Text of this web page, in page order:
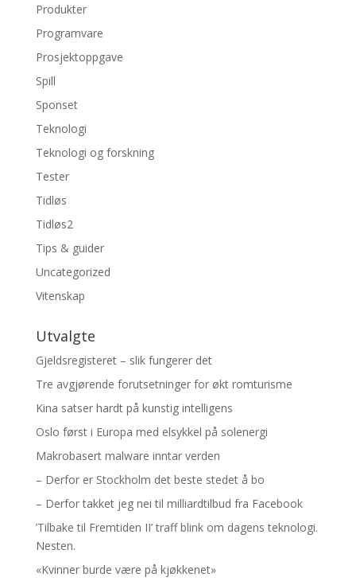
Produkter
Programvare
Prosjektoppgave
Spill
Sponset
Teknologi
Teknologi og forskning
Tester
Tidløs
Tidløs2
Tips & guider
Uncategorized
Vitenskap
Utvalgte
Gjeldsregisteret – slik fungerer det
Tre avgjørende forutsetninger for økt romturisme
Kina satser hardt på kunstig intelligens
Oslo først i Europa med elsykkel på solenergi
Makrobasert malware inntar verden
– Derfor er Stockholm det beste stedet å bo
– Derfor takket jeg nei til milliardtilbud fra Facebook
’Tilbake til Fremtiden II’ traff blink om dagens teknologi.
Nesten.
«Kvinner burde være på kjøkkenet»